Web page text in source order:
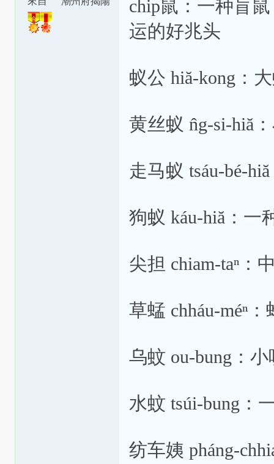
chip鼠：一种盲
运的好兆头
蚁公 hiă-kong：
黄丝蚁 n̂g-si-hiă
走马蚁 tsáu-bé-
狗蚁 káu-hiă：一
尖担 chiam-taⁿ：
草蜢 chháu-méⁿ
乌蚊 ou-bung：小
水蚊 tsúi-bung：
纺车姨 pháng-